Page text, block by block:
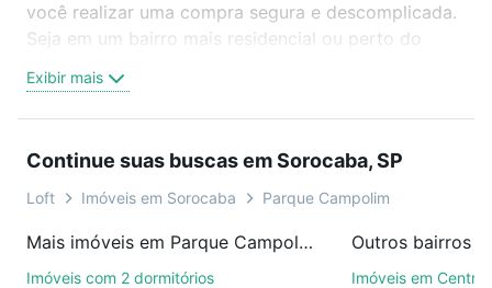
você realizar uma compra segura e descomplicada.
Seja em um bairro mais residencial ou perto do
oferta ideal de Imóveis com 2 vagas à venda em
Parque Campolim, Sorocaba, SP para conquistar
videochamada, é grátis, sem compromisso e você
ainda conta com mais de 46 mil corretores e
de imóveis.
Exibir mais
Continue suas buscas em Sorocaba, SP
Loft Imóveis em Sorocaba Parque Campolim
Mais imóveis em Parque Campolim
Imóveis com 2 dormitórios
Outros bairros
Imóveis em Centro